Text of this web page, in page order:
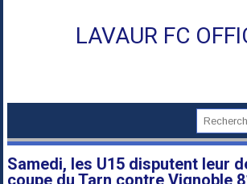
LAVAUR FC
Samedi, les U15 disputent leur
coupe du Tarn contre Vignoble